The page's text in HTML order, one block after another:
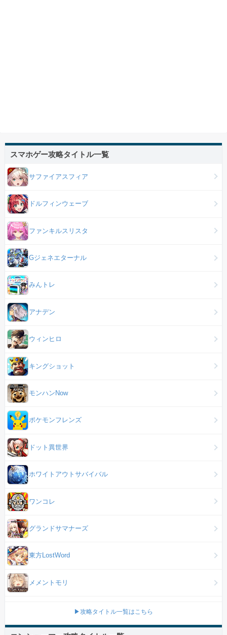
スマホゲー攻略タイトル一覧
サファイアスフィア
ドルフィンウェーブ
ファンキルスリスタ
Gジェネエターナル
みんトレ
アナデン
ウィンヒロ
キングショット
モンハンNow
ポケモンフレンズ
ドット異世界
ホワイトアウトサバイバル
ワンコレ
グランドサマナーズ
東方LostWord
メメントモリ
▶攻略タイトル一覧はこちら